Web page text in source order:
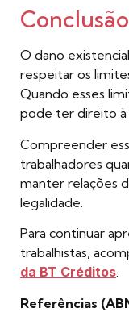
Conclusão
O dano
respeitar os
Quando esses
pode ter direito à
Compreender
trabalhadores
manter relações
legalidade.
Para continuar
trabalhistas,
da BT Créditos.
Referências